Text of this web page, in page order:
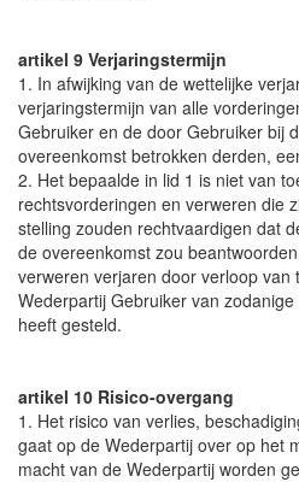
artikel 9 Verjaringstermijn
1. In afwijking van de wettelijke
verjaringstermijn van alle
Gebruiker en de door Gebruiker bij
overeenkomst betrokken derden,
2. Het bepaalde in lid 1 is niet van
rechtsvorderingen en verweren die
stelling zouden rechtvaardigen dat
de overeenkomst zou
verweren verjaren door verloop van
Wederpartij Gebruiker van
heeft gesteld.
artikel 10 Risico-overgang
1. Het risico van verlies,
gaat op de Wederpartij over op het
macht van de Wederpartij worden